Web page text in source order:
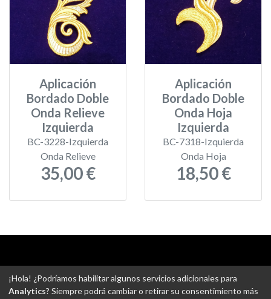
Aplicación
Bordado Doble
Onda Relieve
Izquierda
BC-3228-Izquierda
Onda Relieve
35,00 €
Aplicación
Bordado Doble
Onda Hoja
Izquierda
BC-7318-Izquierda
Onda Hoja
18,50 €
-Gastos de envío-Uso de cookies-Ajustes de Cookies
¡Hola! ¿Podríamos habilitar algunos servicios adicionales para
Analytics? Siempre podrá cambiar o retirar su consentimiento más